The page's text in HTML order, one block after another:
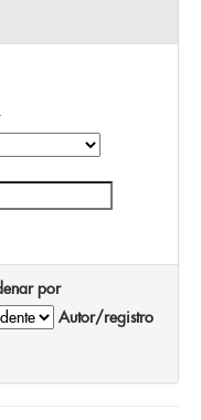
por
Autor/registro